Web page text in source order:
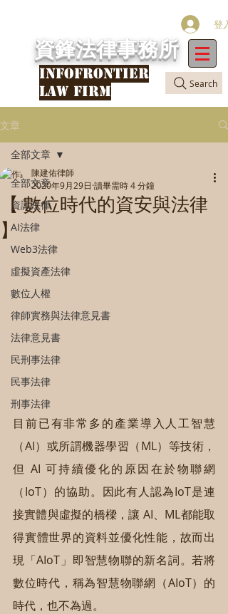
Search
登入
資鋒法律事務所
INFOFRONTIER
LAW FIRM
文章
全部文章
資訊法律
AI法律
Web3法律
虛擬資產法律
數位人權
律師實務與法律意見書
法律意見書
民刑事法律
民事法律
刑事法律
全部文章
【 數位時代的資安與法律
】
陳建佑律師
2020年9月29日 讀畢需時 4 分鐘
目前已有非常多的產業導入人工智慧
（AI）或所謂機器學習（ML）等技術，
但 AI 可持續優化的原因在於物聯網
（IoT）的協助。因此有人認為IoT是連
接實體與虛擬的橋樑，讓 AI、ML都能取
得實體世界的資料並優化性能，故而出
現「AIoT」即智慧物聯的新名詞。若將
數位時代，稱為智慧物聯網（AIoT）的
時代，也不為過。